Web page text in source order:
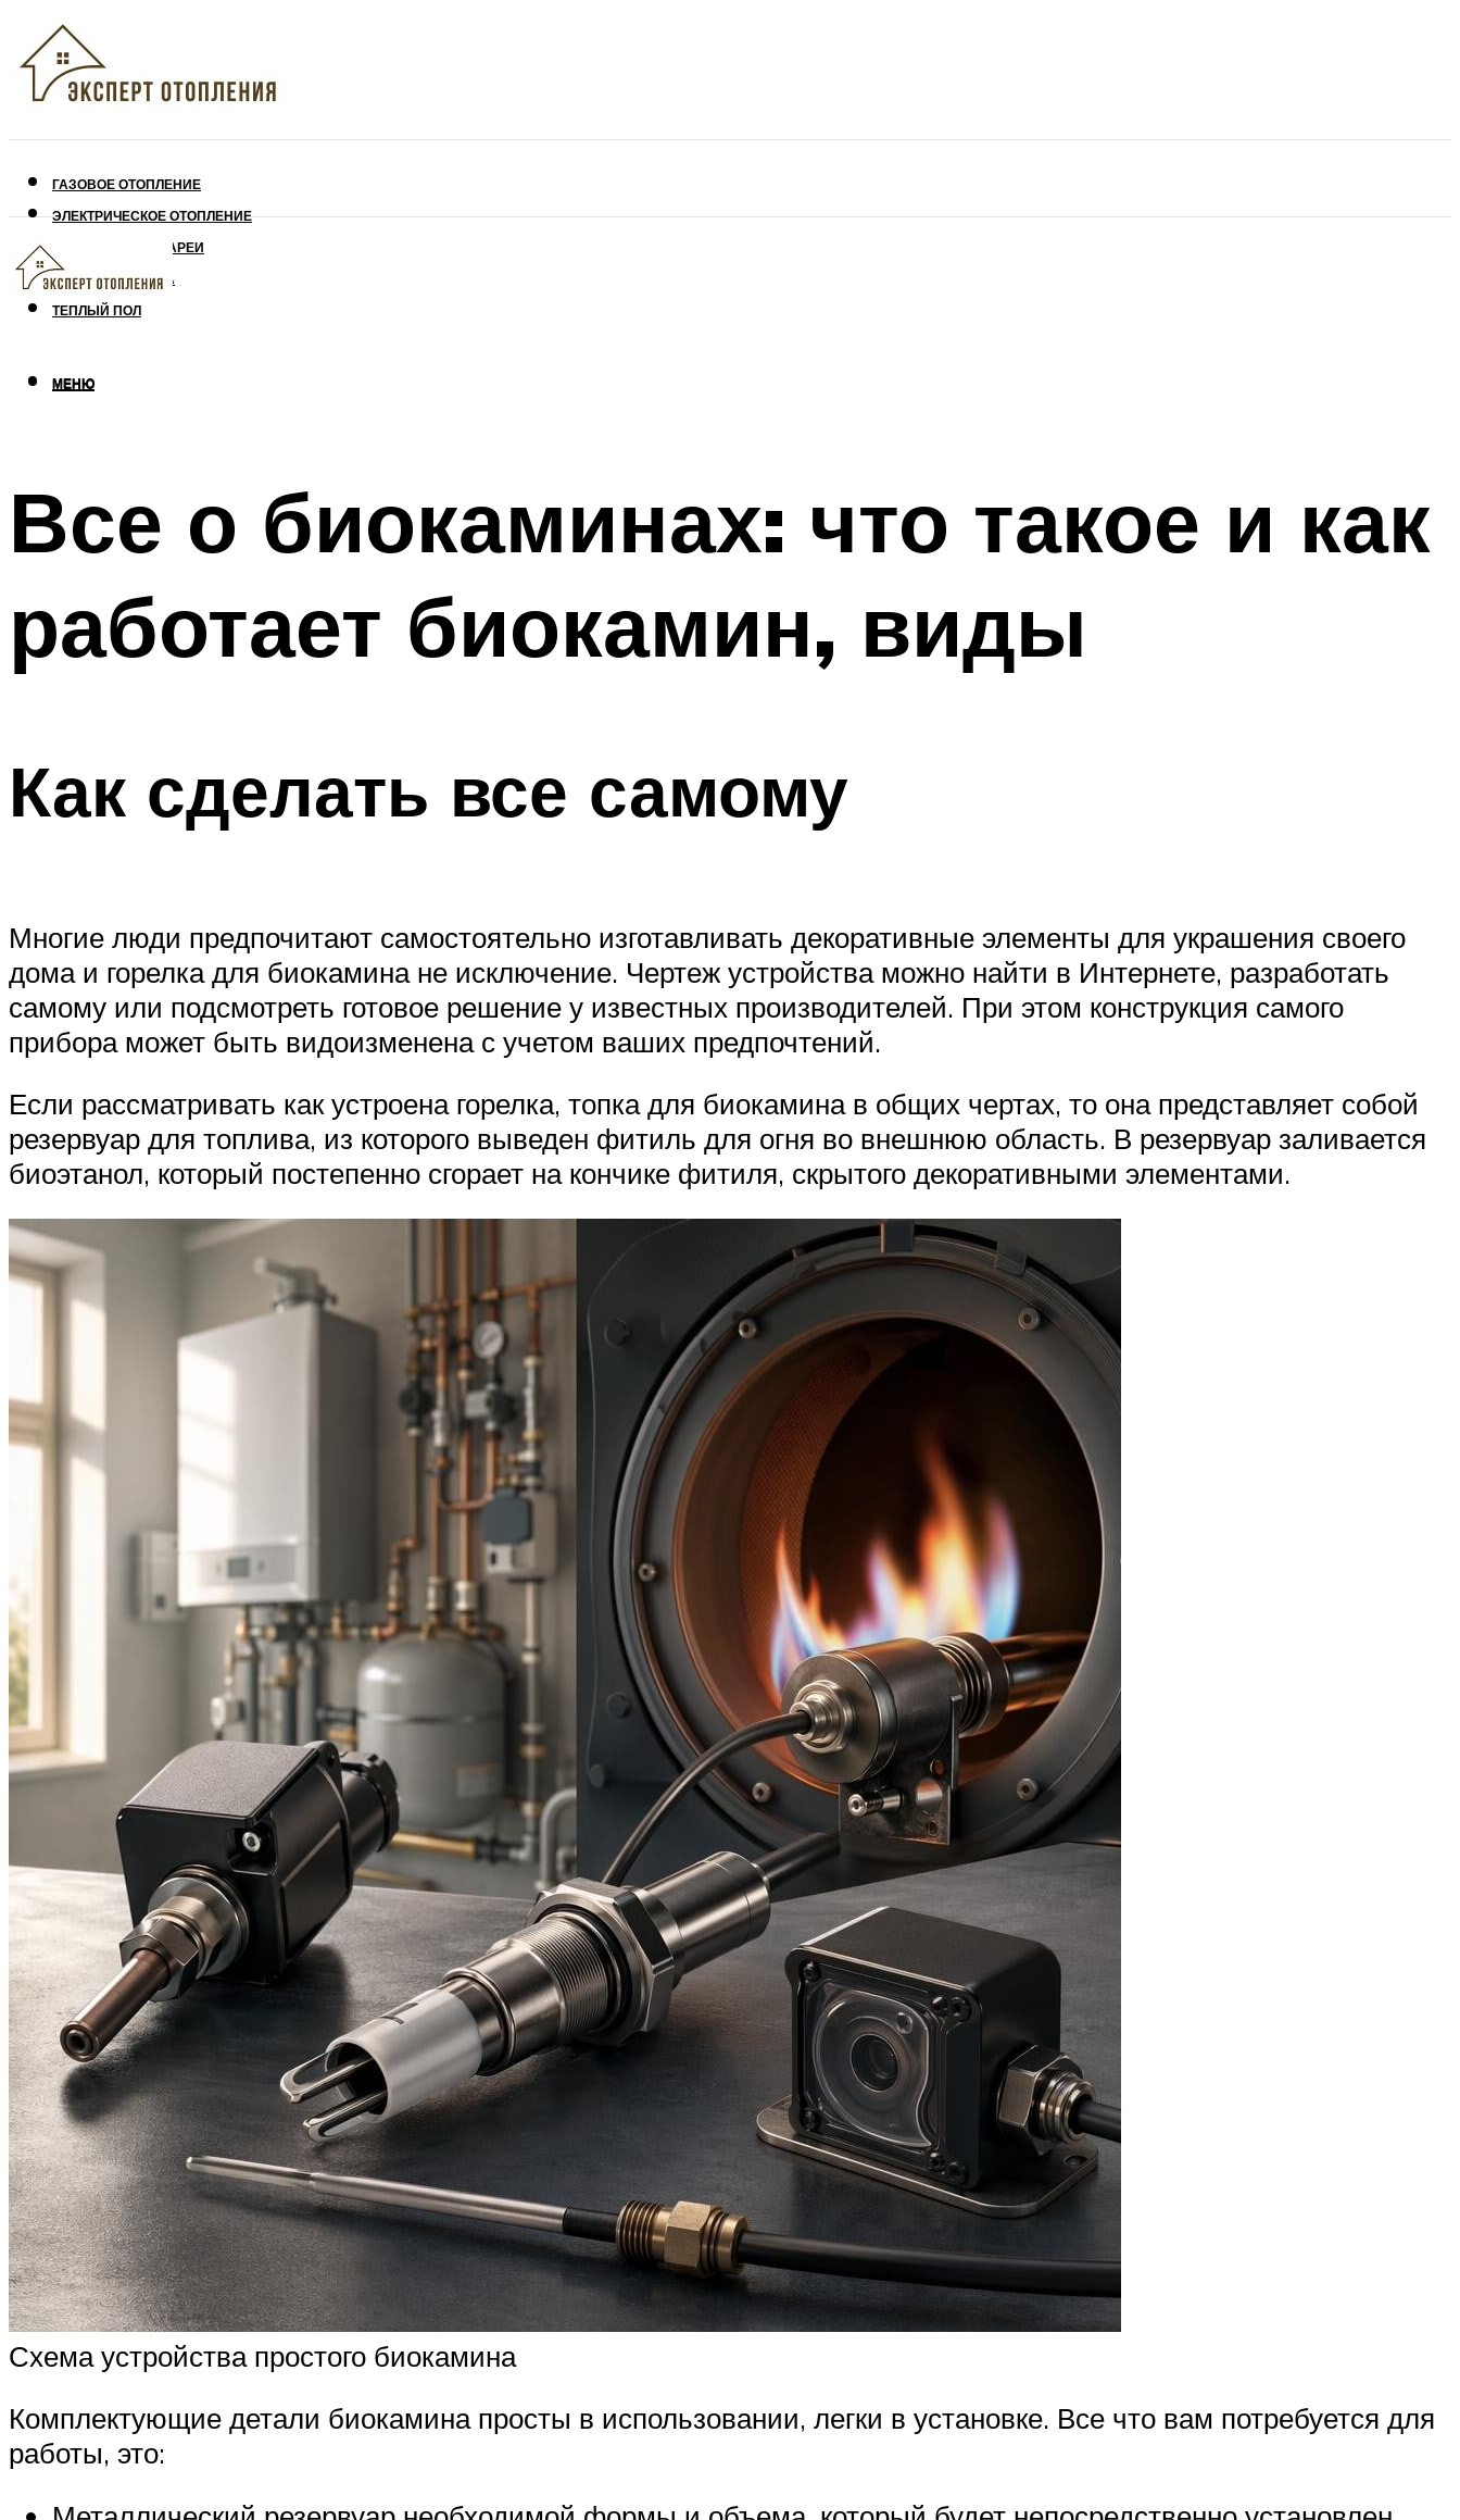
ГАЗОВОЕ ОТОПЛЕНИЕ
ЭЛЕКТРИЧЕСКОЕ ОТОПЛЕНИЕ
СОЛНЕЧНЫЕ БАТАРЕИ
УТЕПЛЕНИЕ ДОМА
ТЕПЛЫЙ ПОЛ
МЕНЮ
МЕНЮ
Все о биокаминах: что такое и как
работает биокамин, виды
Как сделать все самому
Многие люди предпочитают самостоятельно изготавливать декоративные элементы для украшения своего
дома и горелка для биокамина не исключение. Чертеж устройства можно найти в Интернете, разработать
самому или подсмотреть готовое решение у известных производителей. При этом конструкция самого
прибора может быть видоизменена с учетом ваших предпочтений.
Если рассматривать как устроена горелка, топка для биокамина в общих чертах, то она представляет собой
резервуар для топлива, из которого выведен фитиль для огня во внешнюю область. В резервуар заливается
биоэтанол, который постепенно сгорает на кончике фитиля, скрытого декоративными элементами.
Схема устройства простого биокамина
Комплектующие детали биокамина просты в использовании, легки в установке. Все что вам потребуется для
работы, это: